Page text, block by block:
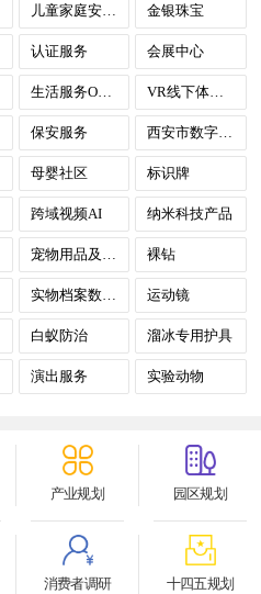
儿童家庭安全防护装置 金银珠宝
认证服务 会展中心
生活服务O2O模式
保安服务
母婴社区 标识牌
跨域视频AI 纳米科技产品
裸钻
实物档案数字化 运动镜
白蚁防治 溜冰专用护具
演出服务 实验动物
产业规划 园区规划
消费者调研 十四五规划